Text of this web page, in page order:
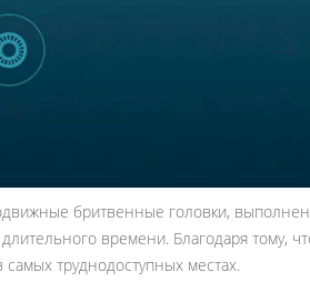
бритвенные головки,
времени. Благодаря тому,
труднодоступных местах.